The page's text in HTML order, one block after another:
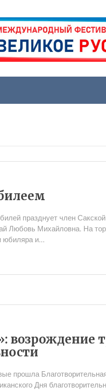
празднует член
Любовь Михайловна. На
юбиляра и...
возрождение
прошла
Дня